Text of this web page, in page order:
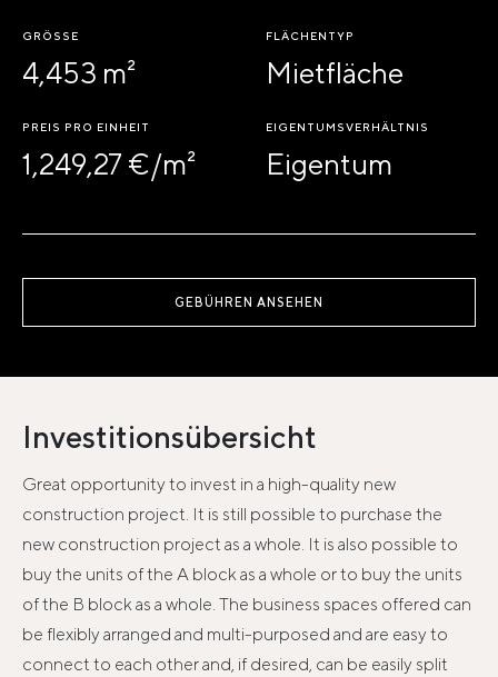
GRÖSSE
4,453 m²
FLÄCHENTYP
Mietfläche
PREIS PRO EINHEIT
1,249,27 €/m²
EIGENTUMSVERHÄLTNIS
Eigentum
GEBÜHREN ANSEHEN
Investitionsübersicht
Great opportunity to invest in a high-quality new
construction project. It is still possible to purchase the
new construction project as a whole. It is also possible to
buy the units of the A block as a whole or to buy the units
of the B block as a whole. The business spaces offered can
be flexibly arranged and multi-purposed and are easy to
connect to each other and, if desired, can be easily split